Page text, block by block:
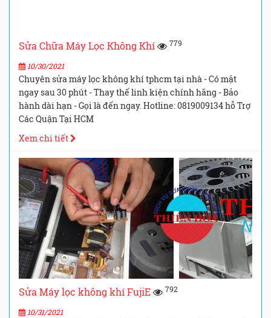
Sửa Chữa Máy Lọc Không Khí 779
10/30/2021
Chuyên sửa máy lọc không khí tphcm tại nhà - Có mặt
ngay sau 30 phút - Thay thế linh kiện chính hãng - Bảo
hành dài hạn - Gọi là đến ngay. Hotline: 0819009134 hỗ Trợ
Các Quận Tại HCM
Xem chi tiết
Sửa Máy lọc không khí FujiE 792
10/31/2021